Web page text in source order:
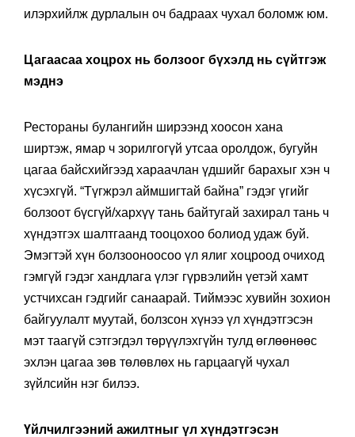
илэрхийлж дурлалын оч бадраах чухал боломж юм.
Цагаасаа хоцрох нь болзоог бүхэлд нь сүйтгэж
мэднэ
Рестораны булангийн ширээнд хоосон хана
ширтэж, ямар ч зорилгогүй утсаа оролдож, бугуйн
цагаа байсхийгээд хараачлан үдшийг барахыг хэн ч
хүсэхгүй. “Түгжрэл аймшигтай байна” гэдэг үгийг
болзоот бүсгүй/хархүү тань байтугай захирал тань ч
хүндэтгэх шалтгаанд тооцохоо болиод удаж буй.
Эмэгтэй хүн болзооноосоо үл ялиг хоцроод очиход
гэмгүй гэдэг хандлага үлэг гүрвэлийн үетэй хамт
устчихсан гэдгийг санаарай. Тиймээс хувийн зохион
байгуулалт муутай, болзсон хүнээ үл хүндэтгэсэн
мэт таагүй сэтгэгдэл төрүүлэхгүйн тулд өглөөнөөс
эхлэн цагаа зөв төлөвлөх нь гарцаагүй чухал
зүйлсийн нэг билээ.
Үйлчилгээний ажилтныг үл хүндэтгэсэн